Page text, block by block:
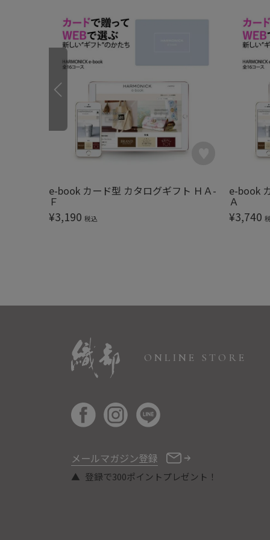
e-book カード型 カタログギフト ＨＡ-
Ｆ
¥3,190 税込
e-book
Ａ
¥3,740
ONLINE STORE
メールマガジン登録
登録で300ポイントプレゼント！